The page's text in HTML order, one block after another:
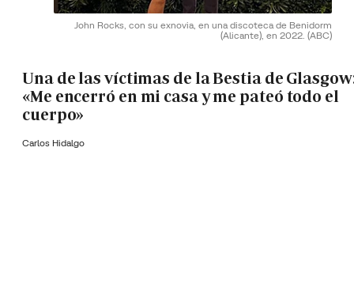
John Rocks, con su exnovia, en una discoteca de Benidorm
(Alicante), en 2022. (ABC)
Una de las víctimas de la Bestia de
«Me encerró en mi casa y me pateó todo el
cuerpo»
Carlos Hidalgo